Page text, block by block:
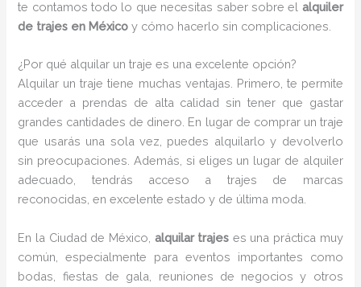
te contamos todo lo que necesitas saber sobre el alquiler
de trajes en México y cómo hacerlo sin complicaciones.
¿Por qué alquilar un traje es una excelente opción?
Alquilar un traje tiene muchas ventajas. Primero, te permite
acceder a prendas de alta calidad sin tener que gastar
grandes cantidades de dinero. En lugar de comprar un traje
que usarás una sola vez, puedes alquilarlo y devolverlo
sin preocupaciones. Además, si eliges un lugar de alquiler
adecuado, tendrás acceso a trajes de marcas
reconocidas, en excelente estado y de última moda.
En la Ciudad de México, alquilar trajes es una práctica muy
común, especialmente para eventos importantes como
bodas, fiestas de gala, reuniones de negocios y otros